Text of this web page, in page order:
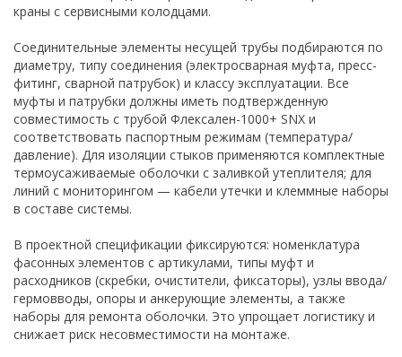
краны с сервисными колодцами.
Соединительные элементы несущей трубы подбираются по
диаметру, типу соединения (электросварная муфта, пресс-
фитинг, сварной патрубок) и классу эксплуатации. Все
муфты и патрубки должны иметь подтвержденную
совместимость с трубой Флексален-1000+ SNX и
соответствовать паспортным режимам (температура/
давление). Для изоляции стыков применяются комплектные
термоусаживаемые оболочки с заливкой утеплителя; для
линий с мониторингом — кабели утечки и клеммные наборы
в составе системы.
В проектной спецификации фиксируются: номенклатура
фасонных элементов с артикулами, типы муфт и
расходников (скребки, очистители, фиксаторы), узлы ввода/
гермовводы, опоры и анкерующие элементы, а также
наборы для ремонта оболочки. Это упрощает логистику и
снижает риск несовместимости на монтаже.